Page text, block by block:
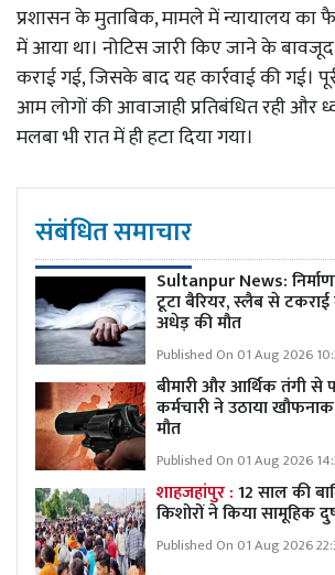
प्रशासन के मुताबिक, मामले में न्यायालय का
में आया था। नोटिस जारी किए जाने के
कराई गई, जिसके बाद यह कार्रवाई की गई।
आम लोगों की आवाजाही प्रतिबंधित रही और
मलबा भी रात में ही हटा दिया गया।
संबंधित समाचार
Sultanpur News:
टूटा बैरियर, स्लैब से टकराई
अधेड़ की मौत
Published On 01 Aug 2026
बीमारी और आर्थिक तंगी से
कर्मचारी ने उठाया
मौत
Published On 01 Aug 2026
शाहजहांपुर :12 साल की
किशोरों ने किया सामूहिक
Published On 01 Aug 2026